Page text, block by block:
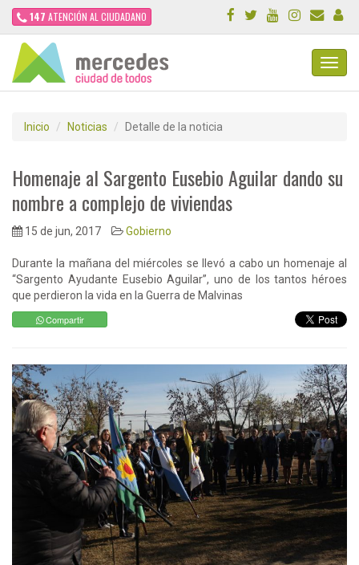
147 ATENCIÓN AL CIUDADANO
Inicio Noticias Detalle de la noticia
Homenaje al Sargento Eusebio Aguilar dando su
nombre a complejo de viviendas
15 de jun, 2017 Gobierno
Durante la mañana del miércoles se llevó a cabo un homenaje al
“Sargento Ayudante Eusebio Aguilar”, uno de los tantos héroes
que perdieron la vida en la Guerra de Malvinas
Compartir